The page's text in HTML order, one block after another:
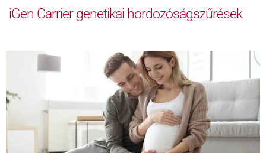
iGen Carrier genetikai hordozóságszűrések